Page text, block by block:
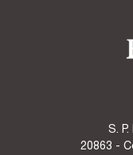
S.
20863 -